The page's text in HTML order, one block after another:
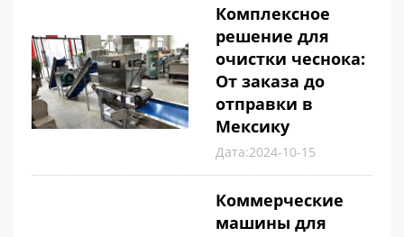
Комплексное
решение для
очистки чеснока:
От заказа до
отправки в
Мексику
Дата:2024-10-15
Коммерческие
машины для